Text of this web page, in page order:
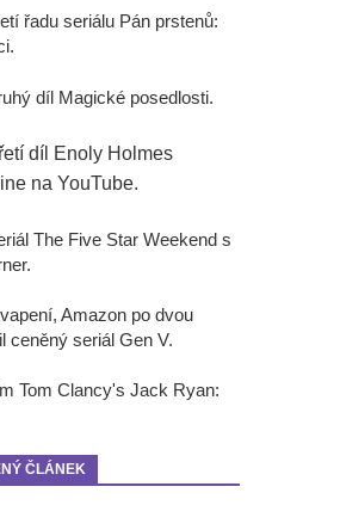
řadu seriálu Pán prstenů:
díl Magické posedlosti.
díl Enoly Holmes
na YouTube.
The Five Star Weekend s
Amazon po dvou
ceněný seriál Gen V.
Tom Clancy's Jack Ryan:
ČLÁNEK